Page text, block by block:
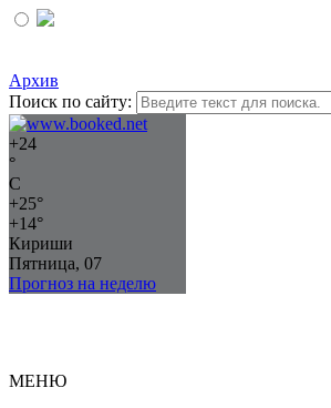
Архив
Поиск по сайту:
+24
°
C
+25°
+14°
Кириши
Пятница, 07
Прогноз на неделю
МЕНЮ